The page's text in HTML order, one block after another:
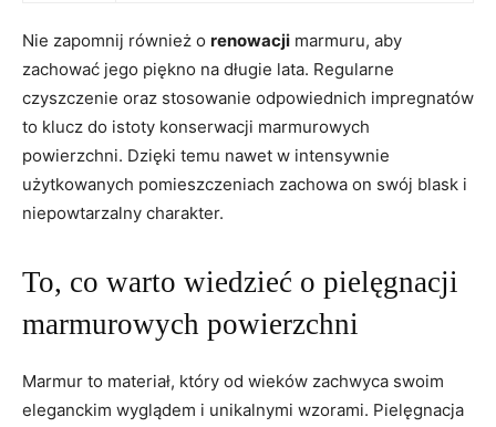
Nie zapomnij również o renowacji marmuru, aby
zachować jego piękno na długie lata. Regularne
czyszczenie oraz stosowanie odpowiednich impregnatów
to klucz do istoty konserwacji marmurowych
powierzchni. Dzięki temu nawet w intensywnie
użytkowanych pomieszczeniach zachowa on swój blask i
niepowtarzalny charakter.
To, co warto wiedzieć o pielęgnacji
marmurowych powierzchni
Marmur to materiał, który od wieków zachwyca swoim
eleganckim wyglądem i unikalnymi wzorami. Pielęgnacja